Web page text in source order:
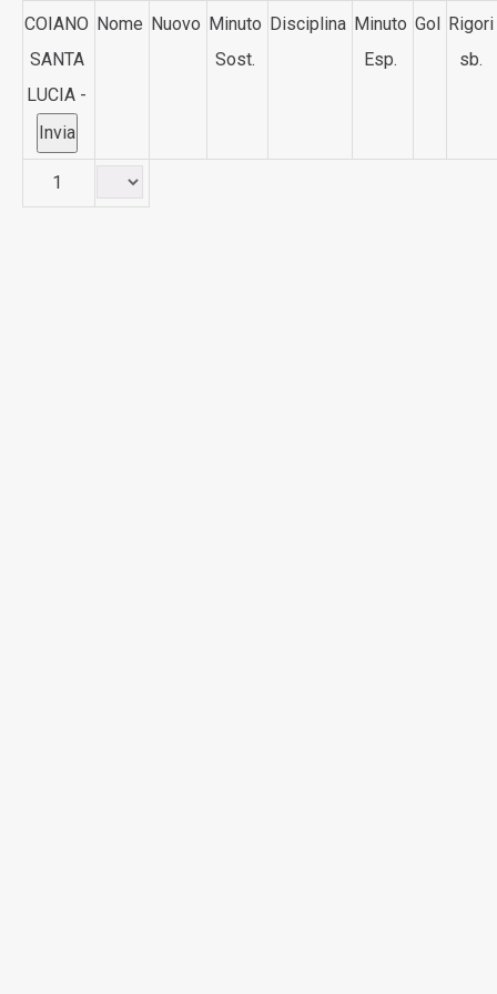
COIANO
SANTA
LUCIA -
Nome Nuovo Minuto
Sost.
Disciplina Minuto
Esp.
Gol Rigori
sb.
1